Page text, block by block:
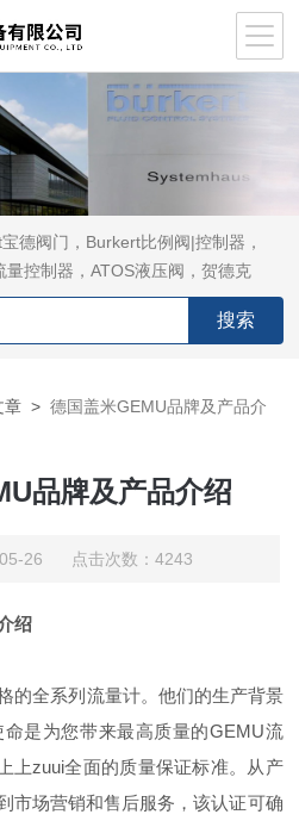
德阀门，Burkert比例阀|控制器，
控制器，ATOS液压阀，贺德克
ASCO阀门，REXROTH力士乐阀
，Samson萨姆森定位器
章 >德国盖米GEMU品牌及产品介
品牌及产品介绍
05-26 点击次数：4243
绍
的全系列流量计。他们的生产背景
是为您带来最高质量的GEMU流
上zuui全面的质量保证标准。从产
市场营销和售后服务，该认证可确